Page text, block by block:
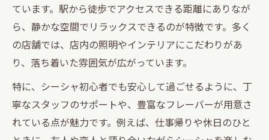
ています。駅から徒歩でアクセスできる距離にありなが
ら、静かな空間でリラックスできるのが特徴です。多く
の店舗では、店内の照明やインテリアにこだわりがあ
り、落ち着いた雰囲気が広がっています。
特に、シーシャ初心者でも安心して過ごせるように、丁
寧なスタッフのサポートや、豊富なフレーバーが用意さ
れている点が魅力です。例えば、仕事帰りや休日のひと